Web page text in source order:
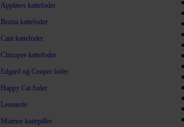
Applaws kattefoder
Bozita kattefoder
Catit kattefoder
Chicopee kattefoder
Edgard og Cooper foder
Happy Cat foder
Leonardo
Miamor kattepiller